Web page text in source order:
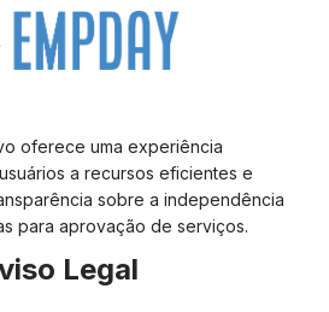
oferece uma experiência
a recursos eficientes e
sobre a independência
para aprovação de serviços.
Legal